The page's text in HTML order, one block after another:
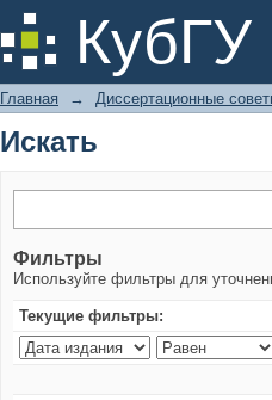
КубГУ
Искать
Главная → Диссертационные
Искать
Фильтры
Используйте фильтры для
Текущие фильтры: